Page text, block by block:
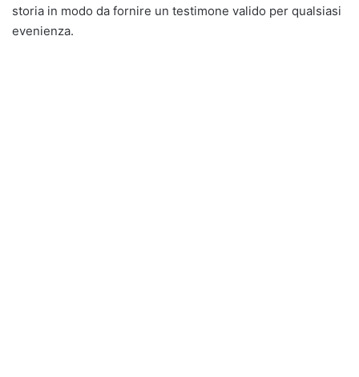
storia in modo da fornire un testimone valido per qualsiasi
evenienza.